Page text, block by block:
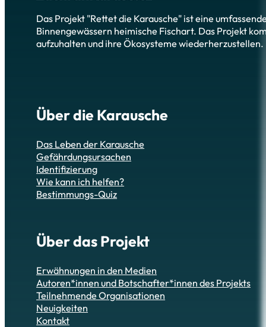
Das Projekt "Rettet die Karausche" ist eine
Binnengewässern heimische Fischart. Das Projekt
aufzuhalten und ihre Ökosysteme wiederherzustellen.
Über die Karausche
Das Leben der Karausche
Gefährdungsursachen
Identifizierung
Wie kann ich helfen?
Bestimmungs-Quiz
Über das Projekt
Erwähnungen in den Medien
Autoren*innen und Botschafter*innen des Projekts
Teilnehmende Organisationen
Neuigkeiten
Kontakt